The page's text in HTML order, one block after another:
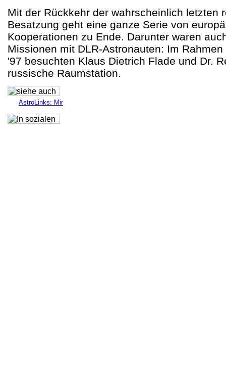
Mit der Rückkehr der wahrscheinlich letzten
Besatzung geht eine ganze Serie von
Kooperationen zu Ende. Darunter waren
Missionen mit DLR-Astronauten: Im
'97 besuchten Klaus Dietrich Flade und Dr.
russische Raumstation.
AstroLinks: Mir